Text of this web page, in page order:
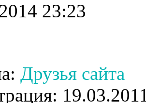
23:23
Друзья сайта